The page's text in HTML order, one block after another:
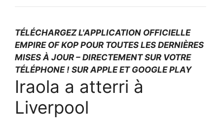
TÉLÉCHARGEZ L'APPLICATION OFFICIELLE
EMPIRE OF KOP POUR TOUTES LES DERNIÈRES
MISES À JOUR – DIRECTEMENT SUR VOTRE
TÉLÉPHONE ! SUR APPLE ET GOOGLE PLAY
Iraola a atterri à
Liverpool